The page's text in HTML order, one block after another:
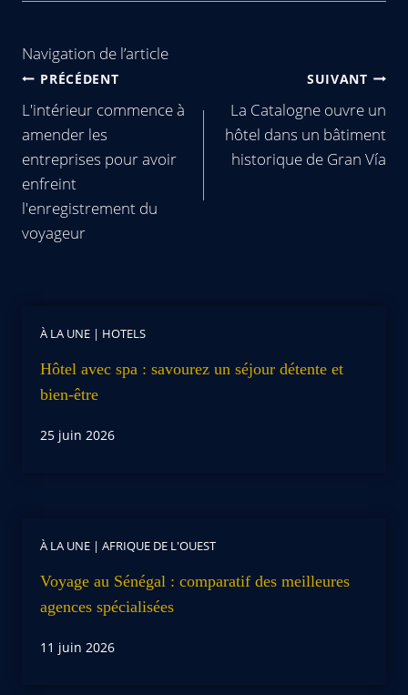
Navigation de l’article
PRÉCÉDENT
L'intérieur commence à
amender les
entreprises pour avoir
enfreint
l'enregistrement du
voyageur
SUIVANT
La Catalogne ouvre un
hôtel dans un bâtiment
historique de Gran Vía
À LA UNE | HOTELS
Hôtel avec spa : savourez un séjour détente et
bien-être
25 juin 2026
À LA UNE | AFRIQUE DE L'OUEST
Voyage au Sénégal : comparatif des meilleures
agences spécialisées
11 juin 2026